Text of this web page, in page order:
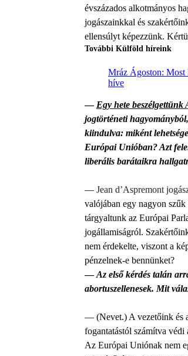
évszázados alkotmányos
jogászainkkal és
ellensúlyt képezzünk.
További Külföld híreink
Mráz Ágoston: Most
híve
— Egy hete
jogtörténeti
kiindulva: miként
Európai Unióban? Azt
liberális barátaikra
— Jean d’Aspremont
valójában egy nagyon
tárgyaltunk az Európai
jogállamiságról.
nem érdekelte, viszont a
pénzelnek-e bennünket?
—Az első kérdés talán
abortuszellenesek. Mit
— (Nevet.) A vezetőink és
fogantatástól számítva
Az Európai Uniónak nem